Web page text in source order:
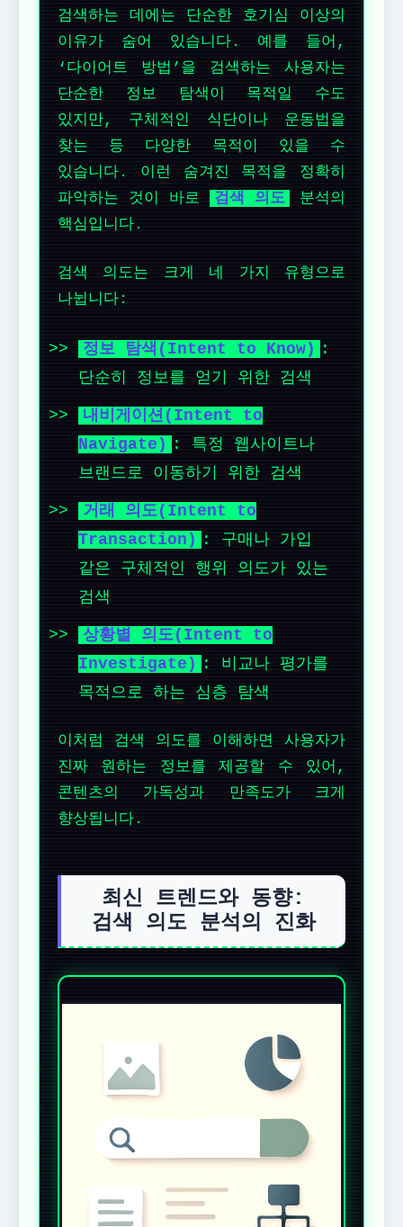
검색하는 데에는 단순한 호기심 이상의
이유가 숨어 있습니다. 예를 들어,
‘다이어트 방법’을 검색하는 사용자는
단순한 정보 탐색이 목적일 수도
있지만, 구체적인 식단이나 운동법을
찾는 등 다양한 목적이 있을 수
있습니다. 이런 숨겨진 목적을 정확히
파악하는 것이 바로
검색 의도
분석의
핵심입니다.
검색 의도는 크게 네 가지 유형으로
나뉩니다:
정보 탐색(Intent to Know) :
단순히 정보를 얻기 위한 검색
내비게이션(Intent to
Navigate) : 특정 웹사이트나
브랜드로 이동하기 위한 검색
거래 의도(Intent to
Transaction) : 구매나 가입
같은 구체적인 행위 의도가 있는
검색
상황별 의도(Intent to
Investigate) : 비교나 평가를
목적으로 하는 심층 탐색
이처럼 검색 의도를 이해하면 사용자가
진짜 원하는 정보를 제공할 수 있어,
콘텐츠의 가독성과 만족도가 크게
향상됩니다.
최신 트렌드와 동향:
검색 의도 분석의 진화